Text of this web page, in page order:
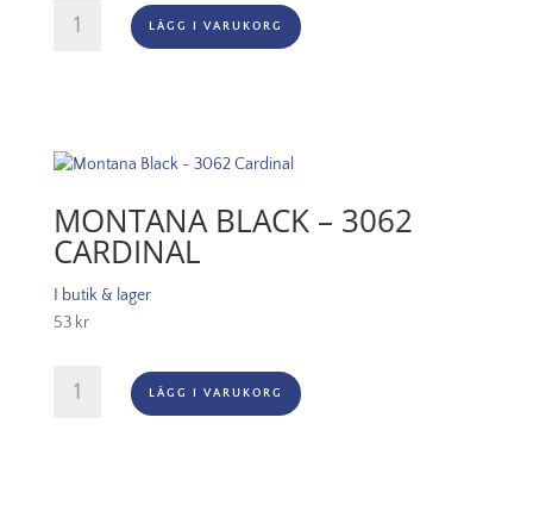
Montana
Black
Rose
mängd
LÄGG I VARUKORG
MONTANA BLACK – 3062
CARDINAL
I butik & lager
53 kr
Black
LÄGG I VARUKORG